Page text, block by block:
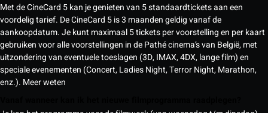
Met de CineCard 5 kan je genieten van 5 standaardtickets aan een
voordelig tarief. De CineCard 5 is 3 maanden geldig vanaf de
aankoopdatum. Je kunt maximaal 5 tickets per voorstelling en per kaart
gebruiken voor alle voorstellingen in de Pathé cinema’s van België, met
uitzondering van eventuele toeslagen (3D, IMAX, 4DX, lange film) en
speciale evenementen (Concert, Ladies Night, Terror Night, Marathon,
enz.). Meer weten